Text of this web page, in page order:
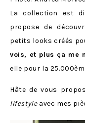
La collection est
propose de
petits looks créés
vois, et plus ça me
elle pour la
Hâte de vous
lifestyleavec mes